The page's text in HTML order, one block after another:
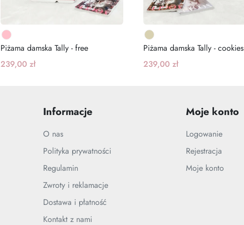
Piżama damska Tally - free
239,00 zł
Piżama damska Tally - cookies
239,00 zł
Informacje
O nas
Polityka prywatności
Regulamin
Zwroty i reklamacje
Dostawa i płatność
Kontakt z nami
Moje konto
Logowanie
Rejestracja
Moje konto